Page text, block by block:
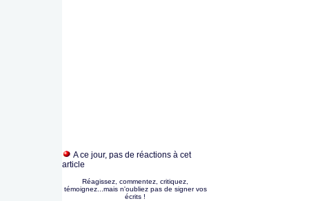
A ce jour, pas de réactions à cet
article
Réagissez, commentez, critiquez,
témoignez...mais n'oubliez pas de signer vos
écrits !